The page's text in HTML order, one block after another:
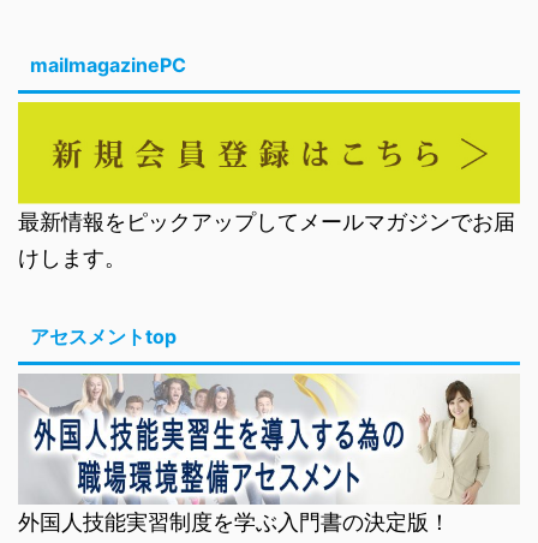
mailmagazinePC
最新情報をピックアップしてメールマガジンでお届
けします。
アセスメントtop
外国人技能実習制度を学ぶ入門書の決定版！